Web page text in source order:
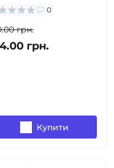
0
грн.
грн.
Купити